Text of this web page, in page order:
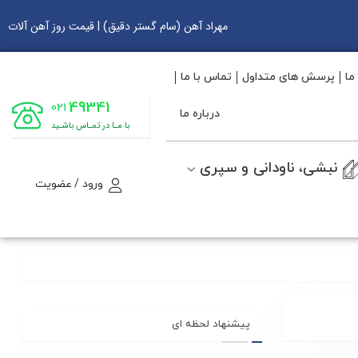
مهراد آهن (سام گستر دقیق) | قیمت روز آهن آلات
پرسش های متداول تماس با ما
درباره ما
نبشی، ناودانی و سپری
49341
021
با مـا در تمـاس باشـید
ورود / عضویت
پیشنهاد لحظه ای